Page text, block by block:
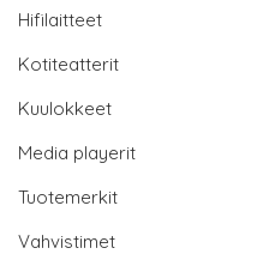
Hifilaitteet
Kotiteatterit
Kuulokkeet
Media playerit
Tuotemerkit
Vahvistimet